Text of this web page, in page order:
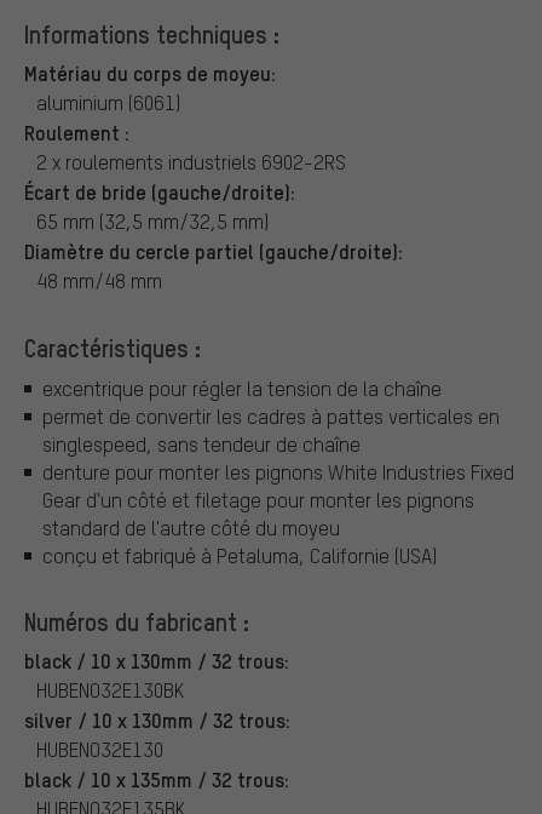
Informations techniques :
Matériau du corps de moyeu:
aluminium (6061)
Roulement :
2 x roulements industriels 6902-2RS
Écart de bride (gauche/droite):
65 mm (32,5 mm/32,5 mm)
Diamètre du cercle partiel (gauche/droite):
48 mm/48 mm
Caractéristiques :
excentrique pour régler la tension de la chaîne
permet de convertir les cadres à pattes verticales en
singlespeed, sans tendeur de chaîne
denture pour monter les pignons White Industries Fixed
Gear d'un côté et filetage pour monter les pignons
standard de l'autre côté du moyeu
conçu et fabriqué à Petaluma, Californie (USA)
Numéros du fabricant :
black / 10 x 130mm / 32 trous:
HUBENO32E130BK
silver / 10 x 130mm / 32 trous:
HUBENO32E130
black / 10 x 135mm / 32 trous:
HUBENO32E135BK